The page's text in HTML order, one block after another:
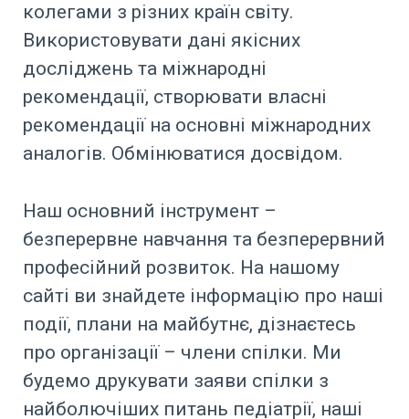
колегами з різних країн світу.
Використовувати дані якісних
досліджень та міжнародні
рекомендації, створювати власні
рекомендації на основні міжнародних
аналогів. Обмінюватися досвідом.
Наш основний інструмент –
безперервне навчання та безперервний
професійний розвиток. На нашому
сайті ви знайдете інформацію про наші
події, плани на майбутнє, дізнаєтесь
про організації – члени спілки. Ми
будемо друкувати заяви спілки з
найболючіших питань педіатрії, наші